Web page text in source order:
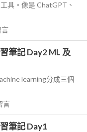
具。像是 ChatGPT、
言
筆記 Day2 ML 及
learning分成三個
言
筆記 Day1